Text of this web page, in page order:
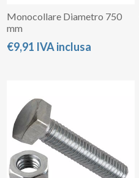
Monocollare Diametro 750
mm
€9,91 IVA inclusa